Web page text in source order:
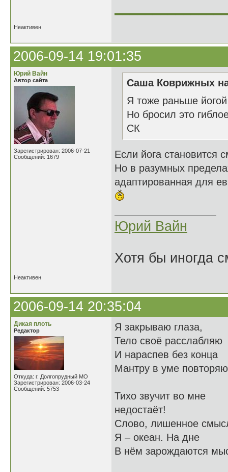
Неактивен
2006-09-14 19:01:35
Юрий Вайн
Автор сайта
Зарегистрирован: 2006-07-21
Сообщений: 1679
Саша Коврижных
Я тоже раньше
Но бросил это
СК
Если йога становится
Но в разумных
адаптированная для
Юрий Вайн
Хотя бы иногда
Неактивен
2006-09-14 20:35:04
Дикая плоть
Редактор
Откуда: г. Долгопрудный МО
Зарегистрирован: 2006-03-24
Сообщений: 5753
Я закрываю глаза,
Тело своё расслабляю
И нараспев без
Мантру в уме
Тихо звучит во мне -
недостаёт!
Слово, лишенное
Я – океан. На дне
В нём зарождаются